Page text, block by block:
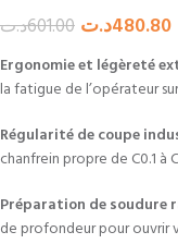
601.00د.ت 480.80د.ت
Ergonomie et légèreté
la fatigue de l’opérateur
Régularité de coupe
chanfrein propre de C0.1 à
Préparation de soudure
de profondeur pour ouvrir